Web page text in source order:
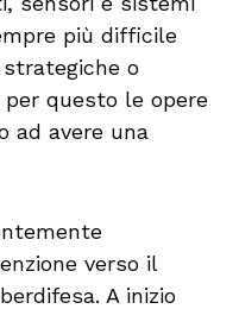
più difficile
o
questo le opere
ad avere una
verso il
A inizio